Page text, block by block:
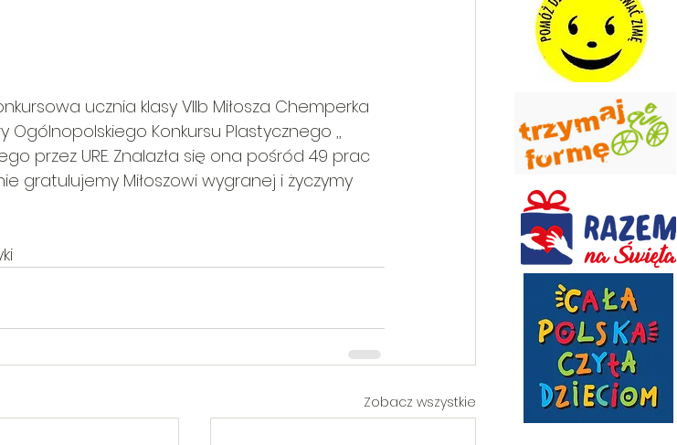
ucznia klasy VIIb Miłosza Chemperka
Ogólnopolskiego Konkursu Plastycznego ,,
przez URE. Znalazła się ona pośród 49 prac
gratulujemy Miłoszowi wygranej i życzymy
Zobacz wszystkie